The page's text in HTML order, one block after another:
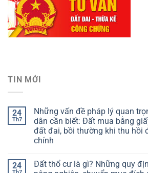
TIN MỚI
24
Th7
Những vấn đề pháp lý quan
dân cần biết: Đất mua bằng
đất đai, bồi thường khi thu hồi
chính
24
Đất thổ cư là gì? Những quy